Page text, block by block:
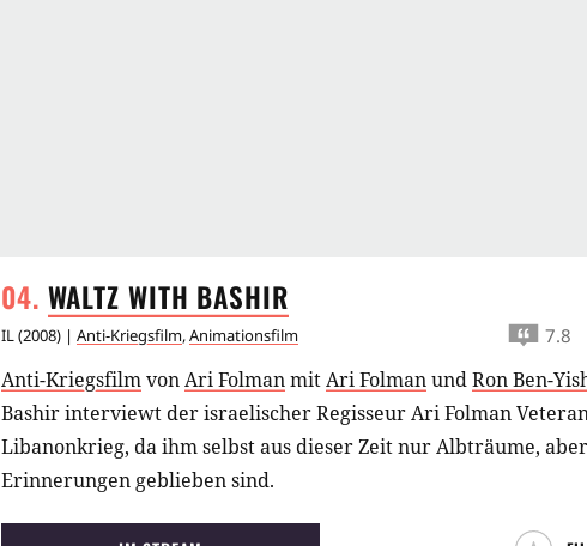
WALTZ WITH BASHIR
IL(2008) | Anti-Kriegsfilm,Animationsfilm 7.8
Anti-KriegsfilmvonAri FolmanmitAri FolmanundRon Ben-
Bashir interviewt der israelischer Regisseur Ari Folman
Libanonkrieg, da ihm selbst aus dieser Zeit nur Albträume,
Erinnerungen geblieben sind.